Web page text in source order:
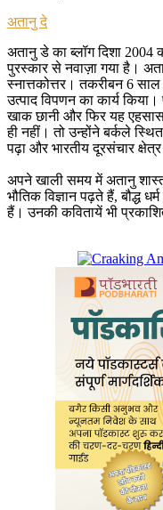
अतानु दे
अतानु डे का ब्लॉग दिशा 2004
पुरस्कार से नवाज़ा गया है।
स्नात्तकोत्तर। तकरीबन 6
उत्पाद विपणन का कार्य
खाक छानी और फिर यह
ही नहीं। तो उन्होंने बर्कले
पढ़ा और भारतीय दूरसंचार
अपने खाली समय में अतानु
भौतिक विज्ञान पढ़ते हैं, बौद्ध
हैं। उनकी कवितायें भी